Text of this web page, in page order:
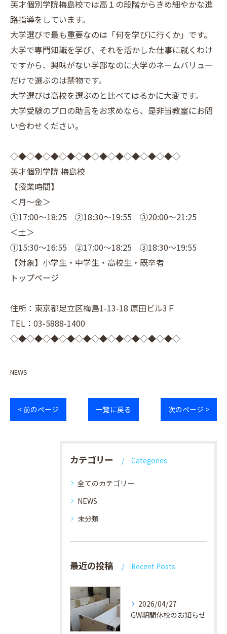
英才個別学院梅島校では高１の段階からきめ細やかな進
路指導をしています。
大学選びで最も重要なのは「何を学びに行くか」です。
大学で専門知識を学び、それを活かした仕事に就くわけ
ですから、興味がない学部なのに大学のネームバリュー
だけで選ぶのは禁物です。
大学選びは高校を選ぶのと比べてはるかに大変です。
大学受験のプロの助言をお求めなら、是非当教室にお問
い合わせください。
◇◆◇◆◇◆◇◆◇◆◇◆◇◆◇◆◇◆◇◆◇
英才個別学院 梅島校
【授業時間】
＜月～金＞
①17:00～18:25 ②18:30～19:55 ③20:00～21:25
＜土＞
①15:30～16:55 ②17:00～18:25 ③18:30～19:55
【対象】小学生・中学生・高校生・既卒者
トップページ
住所：東京都足立区梅島1-13-18 原田ビル3Ｆ
TEL：03-5888-1400
◇◆◇◆◇◆◇◆◇◆◇◆◇◆◇◆◇◆◇◆◇
NEWS
< 前のページ 一覧に戻る 次のページ >
カテゴリー Categories
全てのカテゴリー
NEWS
未分類
最近の投稿 Recent Posts
2026/04/27
GW期間休校のお知らせ